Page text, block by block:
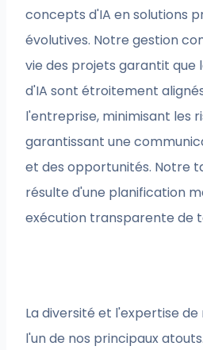
concepts d'IA en solutions
évolutives. Notre gestion
vie des projets garantit que
d'IA sont étroitement
l'entreprise, minimisant les
garantissant une
et des opportunités. Notre
résulte d'une planification
exécution transparente de
La diversité et l'expertise
l'un de nos principaux